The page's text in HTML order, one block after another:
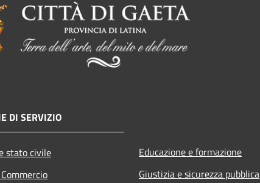
DI SERVIZIO
stato civile
Educazione e formazione
Giustizia e sicurezza pubblica